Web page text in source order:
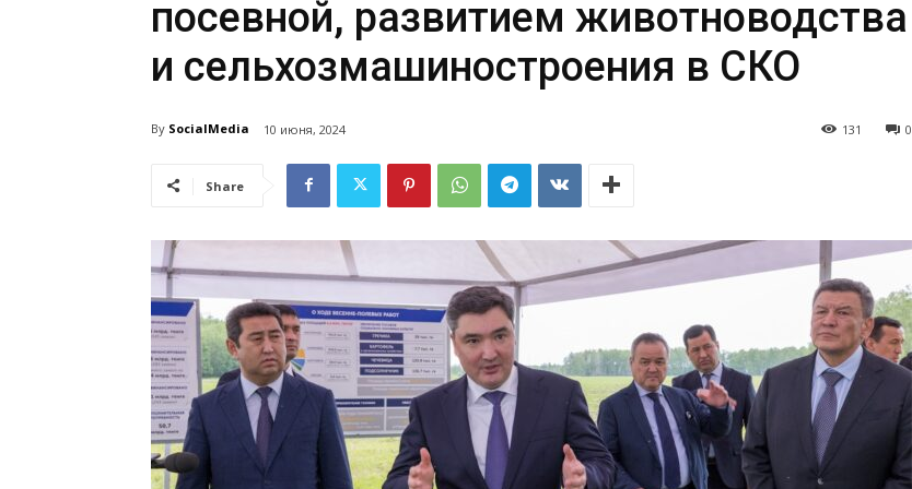
посевной, развитием животноводства
и сельхозмашиностроения в СКО
By SocialMedia 10 июня, 2024 0
131
Share